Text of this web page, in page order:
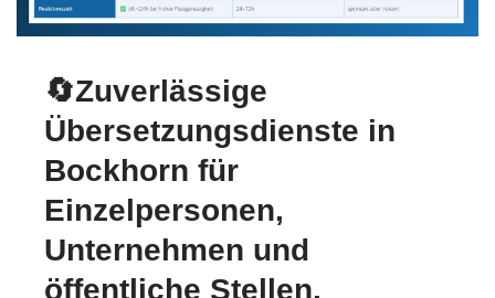
🔄Zuverlässige
Übersetzungsdienste in
Bockhorn für
Einzelpersonen,
Unternehmen und
öffentliche Stellen.